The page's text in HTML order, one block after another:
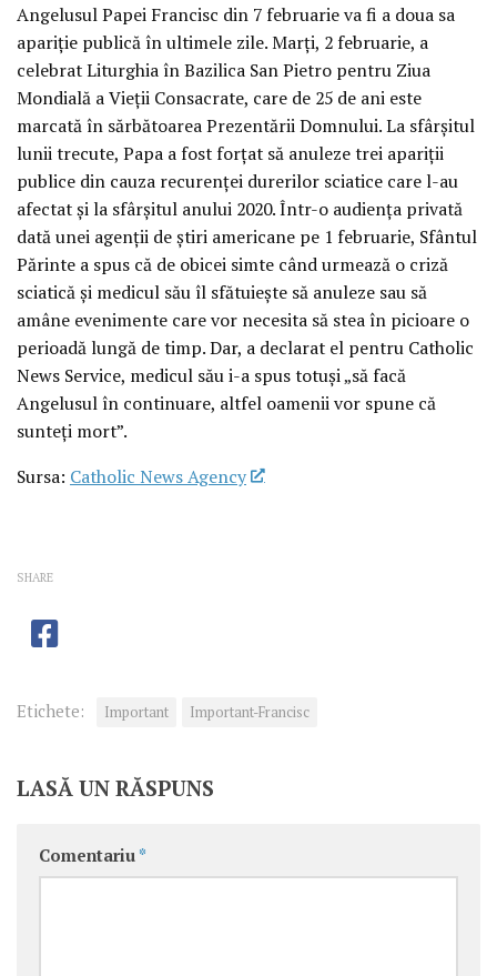
Angelusul Papei Francisc din 7 februarie va fi a doua sa
apariție publică în ultimele zile. Marți, 2 februarie, a
celebrat Liturghia în Bazilica San Pietro pentru Ziua
Mondială a Vieții Consacrate, care de 25 de ani este
marcată în sărbătoarea Prezentării Domnului. La sfârșitul
lunii trecute, Papa a fost forțat să anuleze trei apariții
publice din cauza recurenței durerilor sciatice care l-au
afectat și la sfârșitul anului 2020. Într-o audiența privată
dată unei agenții de știri americane pe 1 februarie, Sfântul
Părinte a spus că de obicei simte când urmează o criză
sciatică și medicul său îl sfătuiește să anuleze sau să
amâne evenimente care vor necesita să stea în picioare o
perioadă lungă de timp. Dar, a declarat el pentru Catholic
News Service, medicul său i-a spus totuși „să facă
Angelusul în continuare, altfel oamenii vor spune că
sunteți mort”.
Sursa: Catholic News Agency
SHARE
Etichete: Important Important-Francisc
LASĂ UN RĂSPUNS
Comentariu *